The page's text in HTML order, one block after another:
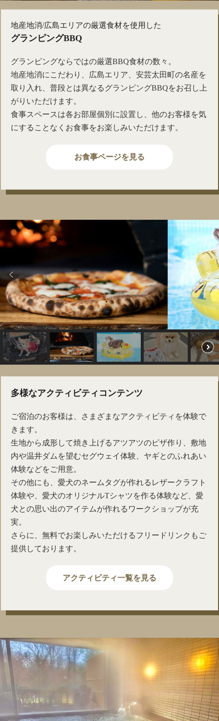
地産地消/広島エリアの厳選食材を使用した
グランピングBBQ
グランピングならではの厳選BBQ食材の数々。
地産地消にこだわり、広島エリア、安芸太田町の名産を
取り入れ、普段とは異なるグランピングBBQをお召し上
がりいただけます。
食事スペースは各お部屋個別に設置し、他のお客様を気
にすることなくお食事をお楽しみいただけます。
お食事ページを見る
多様なアクティビティコンテンツ
ご宿泊のお客様は、さまざまなアクティビティを体験で
きます。
生地から成形して焼き上げるアツアツのピザ作り、敷地
内や温井ダムを望むセグウェイ体験、ヤギとのふれあい
体験などをご用意。
その他にも、愛犬のネームタグが作れるレザークラフト
体験や、愛犬のオリジナルTシャツを作る体験など、愛
犬との思い出のアイテムが作れるワークショップが充
実。
さらに、無料でお楽しみいただけるフリードリンクもご
提供しております。
アクティビティ一覧を見る